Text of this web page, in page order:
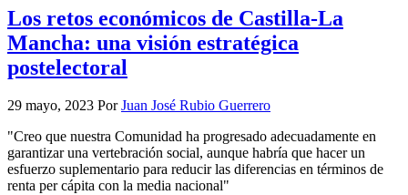
Los retos económicos de Castilla-La
Mancha: una visión estratégica
postelectoral
29 mayo, 2023 PorJuan José Rubio Guerrero
"Creo que nuestra Comunidad ha progresado adecuadamente en
garantizar una vertebración social, aunque habría que hacer un
esfuerzo suplementario para reducir las diferencias en términos de
renta per cápita con la media nacional"